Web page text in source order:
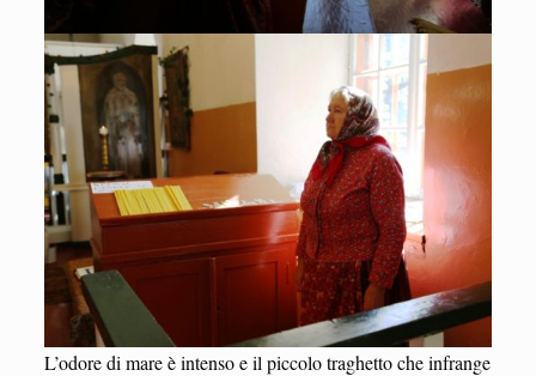
L’odore di mare è intenso e il piccolo traghetto che infrange